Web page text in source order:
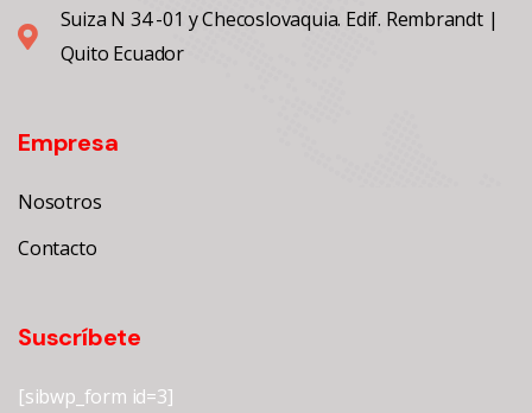
Suiza N 34 -01 y Checoslovaquia. Edif. Rembrandt |
Quito Ecuador
Empresa
Nosotros
Contacto
Suscríbete
[sibwp_form id=3]